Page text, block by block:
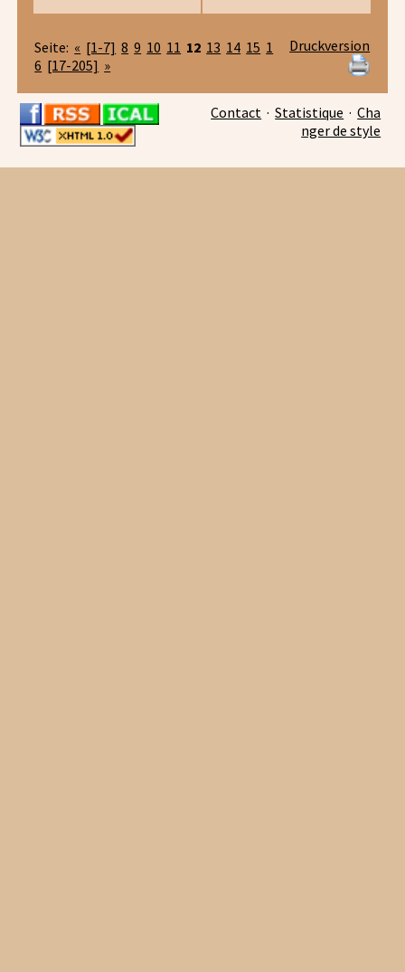
Seite: « [1-7] 8 9 10 11 12 13 14 15 1
6 [17-205] »
Druckversion
Contact ·Statistique ·Cha
nger de style